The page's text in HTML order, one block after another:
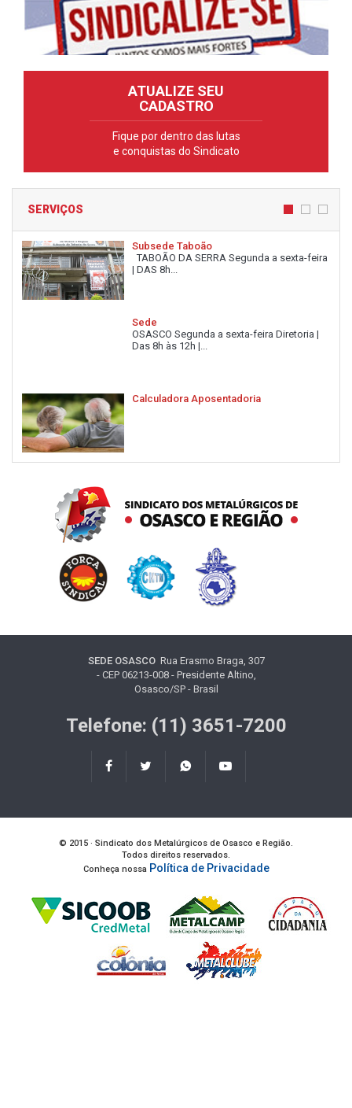
ATUALIZE SEU
CADASTRO
Fique por dentro das lutas
e conquistas do Sindicato
SERVIÇOS
Subsede Taboão
TABOÃO DA SERRA Segunda a sexta-feira
| DAS 8h...
Sede
OSASCO Segunda a sexta-feira Diretoria |
Das 8h às 12h |...
Calculadora Aposentadoria
SEDE OSASCORua Erasmo Braga, 307
- CEP 06213-008 - Presidente Altino,
Osasco/SP - Brasil
Telefone: (11) 3651-7200
© 2015 · Sindicato dos Metalúrgicos de Osasco e Região.
Todos direitos reservados.
Conheça nossa Política de Privacidade